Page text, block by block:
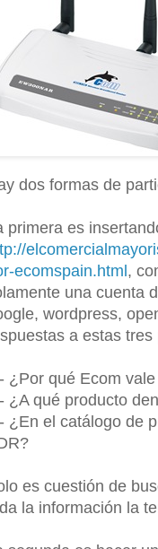
dos formas de
primera es
ecomspain.html,
una cuenta
wordpress,
a estas tres
¿Por qué Ecom
¿A qué producto
¿En el catálogo de
es cuestión de
la información la